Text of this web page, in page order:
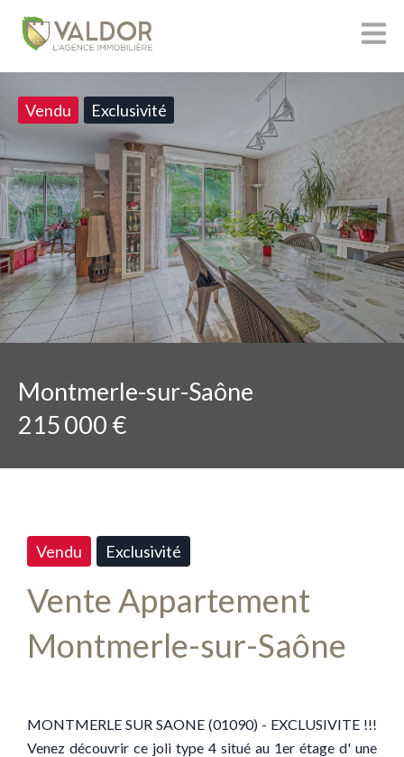
Vendu Exclusivité
Montmerle-sur-Saône
215 000 €
Vendu Exclusivité
Vente Appartement
Montmerle-sur-Saône
MONTMERLE SUR SAONE (01090) - EXCLUSIVITE !!!
Venez découvrir ce joli type 4 situé au 1er étage d' une